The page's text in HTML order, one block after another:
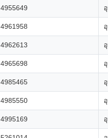
4955649
4961958
4962613
4965698
4985465
4985550
4995169